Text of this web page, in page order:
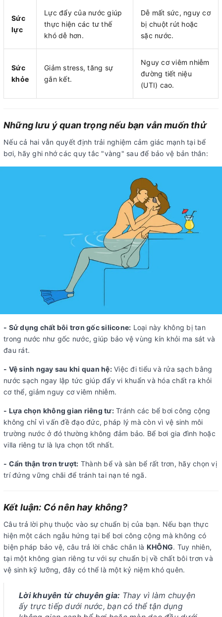
Sức
lực
Lực đẩy của nước giúp
thực hiện các tư thế
khó dễ hơn.
Dễ mất sức, nguy cơ
bị chuột rút hoặc
sặc nước.
Sức
khỏe
Giảm stress, tăng sự
gắn kết.
Nguy cơ viêm nhiễm
đường tiết niệu
(UTI) cao.
Những lưu ý quan trọng nếu bạn vẫn muốn thử
Nếu cả hai vẫn quyết định trải nghiệm cảm giác mạnh tại bể
bơi, hãy ghi nhớ các quy tắc "vàng" sau để bảo vệ bản thân:
- Sử dụng chất bôi trơn gốc silicone: Loại này không bị tan
trong nước như gốc nước, giúp bảo vệ vùng kín khỏi ma sát và
đau rát.
- Vệ sinh ngay sau khi quan hệ:Việc đi tiểu và rửa sạch bằng
nước sạch ngay lập tức giúp đẩy vi khuẩn và hóa chất ra khỏi
cơ thể, giảm nguy cơ viêm nhiễm.
- Lựa chọn không gian riêng tư:Tránh các bể bơi công cộng
không chỉ vì vấn đề đạo đức, pháp lý mà còn vì vệ sinh môi
trường nước ở đó thường không đảm bảo. Bể bơi gia đình hoặc
villa riêng tư là lựa chọn tốt nhất.
- Cẩn thận trơn trượt: Thành bể và sàn bể rất trơn, hãy chọn vị
trí đứng vững chãi để tránh tai nạn té ngã.
Kết luận: Có nên hay không?
Câu trả lời phụ thuộc vào sự chuẩn bị của bạn. Nếu bạn thực
hiện một cách ngẫu hứng tại bể bơi công cộng mà không có
biện pháp bảo vệ, câu trả lời chắc chắn là KHÔNG. Tuy nhiên,
tại một không gian riêng tư với sự chuẩn bị về chất bôi trơn và
vệ sinh kỹ lưỡng, đây có thể là một kỷ niệm khó quên.
Lời khuyên từ chuyên gia: Thay vì làm chuyện
ấy trực tiếp dưới nước, bạn có thể tận dụng